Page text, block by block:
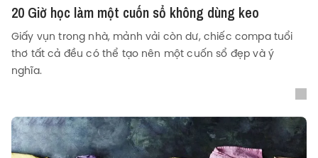
20 Giờ học làm một cuốn sổ không dùng keo
Giấy vụn trong nhà, mảnh vải còn dư, chiếc compa tuổi
thơ tất cả đều có thể tạo nên một cuốn sổ đẹp và ý
nghĩa.